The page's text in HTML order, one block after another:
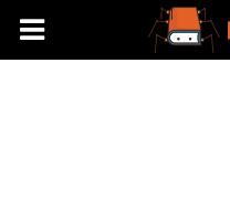
Intnet.pl